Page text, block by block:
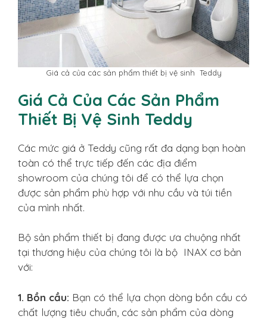
Giá cả của các sản phẩm thiết bị vệ sinh Teddy
Giá Cả Của Các Sản Phẩm
Thiết Bị Vệ Sinh Teddy
Các mức giá ở Teddy cũng rất đa dạng bạn hoàn
toàn có thể trực tiếp đến các địa điểm
showroom của chúng tôi để có thể lựa chọn
được sản phẩm phù hợp với nhu cầu và túi tiền
của mình nhất.
Bộ sản phẩm thiết bị đang được ưa chuộng nhất
tại thương hiệu của chúng tôi là bộ INAX cơ bản
với:
1. Bồn cầu: Bạn có thể lựa chọn dòng bồn cầu có
chất lượng tiêu chuẩn, các sản phẩm của dòng